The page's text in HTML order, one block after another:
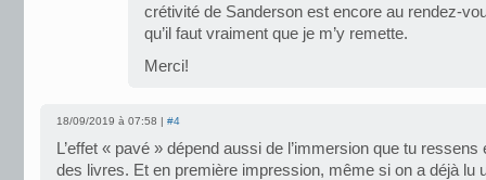
crétivité de Sanderson est encore au rendez-
qu’il faut vraiment que je m’y remette.
Merci!
18/09/2019 à 07:58 | #4
L’effet « pavé » dépend aussi de l’immersion que tu
des livres. Et en première impression, même si on a déjà lu